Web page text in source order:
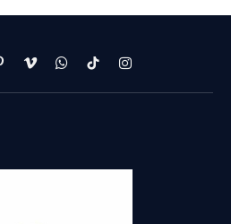
VimeoWhatsApp
TikTokInstagram